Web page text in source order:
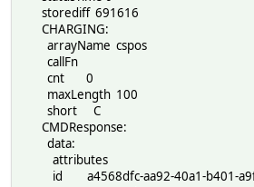
storediff 691616
CHARGING:
arrayName cspos
callFn
cnt 0
maxLength 100
short C
CMDResponse:
data:
attributes
id a4568dfc-aa92-40a1-b401-